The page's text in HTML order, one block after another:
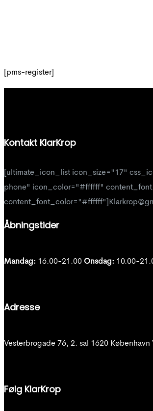
[pms-register]
Kontakt KlarKrop
[ultimate_icon_list icon_size="17"
phone" icon_color="#ffffff"
content_font_color="#ffffff"]
Åbningstider
Mandag: 16.00-21.00 Onsdag: 10.00-
Adresse
Vesterbrogade 76, 2. sal 1620
Følg KlarKrop